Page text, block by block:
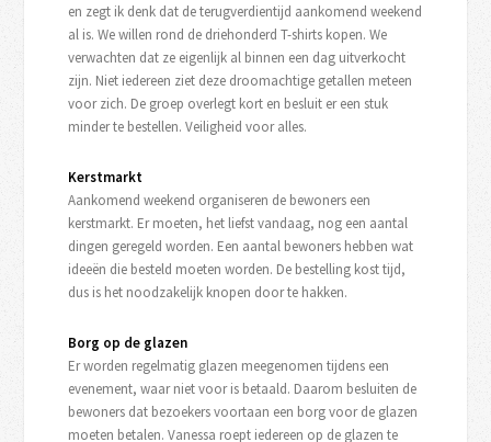
en zegt ik denk dat de terugverdientijd aankomend weekend
al is. We willen rond de driehonderd T-shirts kopen. We
verwachten dat ze eigenlijk al binnen een dag uitverkocht
zijn. Niet iedereen ziet deze droomachtige getallen meteen
voor zich. De groep overlegt kort en besluit er een stuk
minder te bestellen. Veiligheid voor alles.
Kerstmarkt
Aankomend weekend organiseren de bewoners een
kerstmarkt. Er moeten, het liefst vandaag, nog een aantal
dingen geregeld worden. Een aantal bewoners hebben wat
ideeën die besteld moeten worden. De bestelling kost tijd,
dus is het noodzakelijk knopen door te hakken.
Borg op de glazen
Er worden regelmatig glazen meegenomen tijdens een
evenement, waar niet voor is betaald. Daarom besluiten de
bewoners dat bezoekers voortaan een borg voor de glazen
moeten betalen. Vanessa roept iedereen op de glazen te